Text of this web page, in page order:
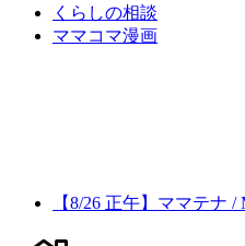
くらしの相談
ママコマ漫画
【8/26 正午】ママテナ